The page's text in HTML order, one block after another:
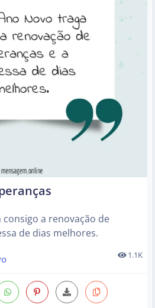
a renovação de
de dias melhores.
1.1K